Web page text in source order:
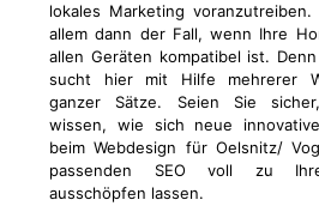
lokales Marketing
allem dann der Fall, wenn Ihre
allen Geräten kompatibel ist.
sucht hier mit Hilfe mehrerer
ganzer Sätze. Seien Sie
wissen, wie sich neue
beim Webdesign für Oelsnitz/
passenden SEO voll zu
ausschöpfen lassen.